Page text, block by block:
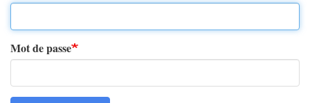
Mot de passe